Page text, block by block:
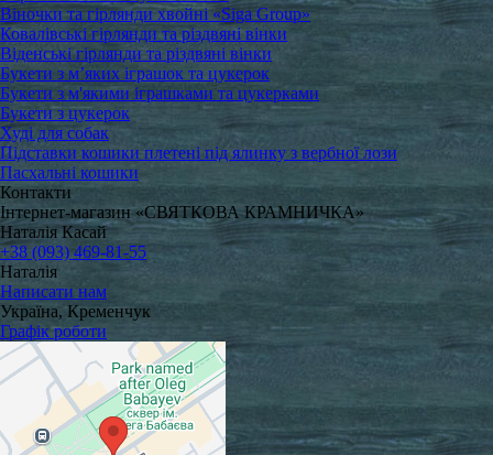
Віночки та гірлянди хвойні «Siga Group»
Ковалівські гірлянди та різдвяні вінки
Віденські гірлянди та різдвяні вінки
Букети з м’яких іграшок та цукерок
Букети з м'якими іграшками та цукерками
Букети з цукерок
Худі для собак
Підставки кошики плетені під ялинку з вербної лози
Пасхальні кошики
Контакти
Інтернет-магазин «СВЯТКОВА КРАМНИЧКА»
Наталія Касай
+38 (093) 469-81-55
Наталія
Написати нам
Україна, Кременчук
Графік роботи